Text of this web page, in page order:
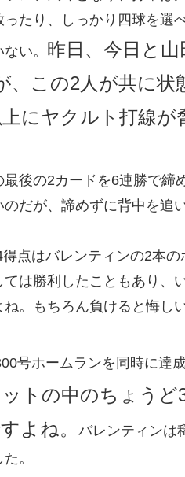
たり、しっかり四球を選
い。 昨日、今日と
、この2人が共に状
にヤクルト打線が
後の2カードを6連勝で締
だが、諦めずに背中を追
点はバレンティンの2本の
は勝利したこともあり、
。もちろん負けると悔し
号ホームランを同時に達
トの中のちょう
よね。
バレンティンは
。